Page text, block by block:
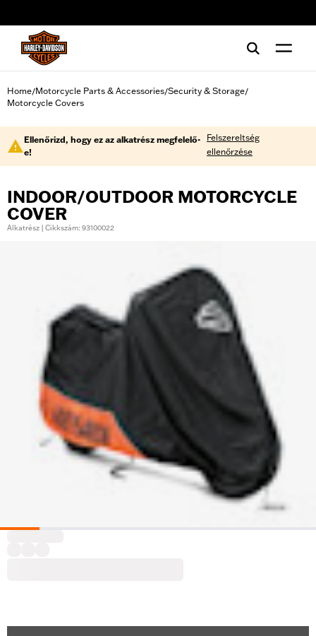
Home/Motorcycle Parts & Accessories/Security & Storage/
Motorcycle Covers
Ellenőrizd, hogy ez az alkatrész megfelelő-
e!
Felszereltség
ellenőrzése
INDOOR/OUTDOOR MOTORCYCLE
COVER
Alkatrész | Cikkszám: 93100022